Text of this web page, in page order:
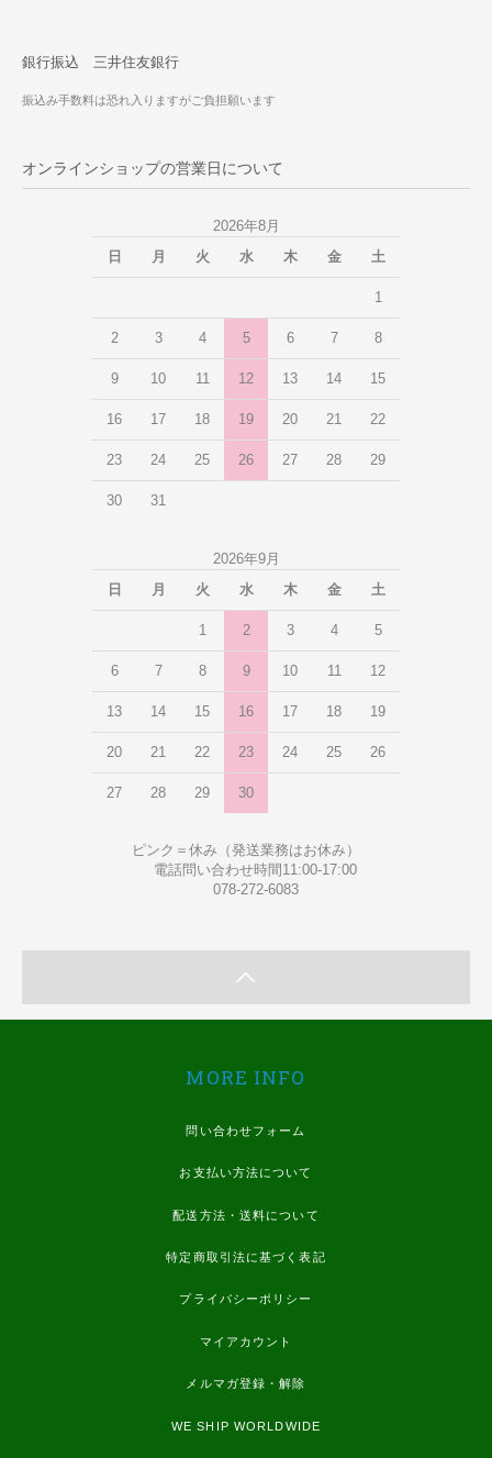
銀行振込 三井住友銀行
振込み手数料は恐れ入りますがご負担願います
オンラインショップの営業日について
2026年8月
日
月 火 水 木 金 土
1
2 3 4 5 6 7 8
9 10 11 12 13 14 15
16 17 18 19 20 21 22
23 24 25 26 27 28 29
30 31
2026年9月
日
月 火 水 木 金 土
1 2 3 4 5
6 7 8 9 10 11 12
13 14 15 16 17 18 19
20 21 22 23 24 25 26
27 28 29 30
ピンク＝休み（発送業務はお休み）
電話問い合わせ時間11:00-17:00
078-272-6083
MORE INFO
問い合わせフォーム
お支払い方法について
配送方法・送料について
特定商取引法に基づく表記
プライバシーポリシー
マイアカウント
メルマガ登録・解除
WE SHIP WORLDWIDE